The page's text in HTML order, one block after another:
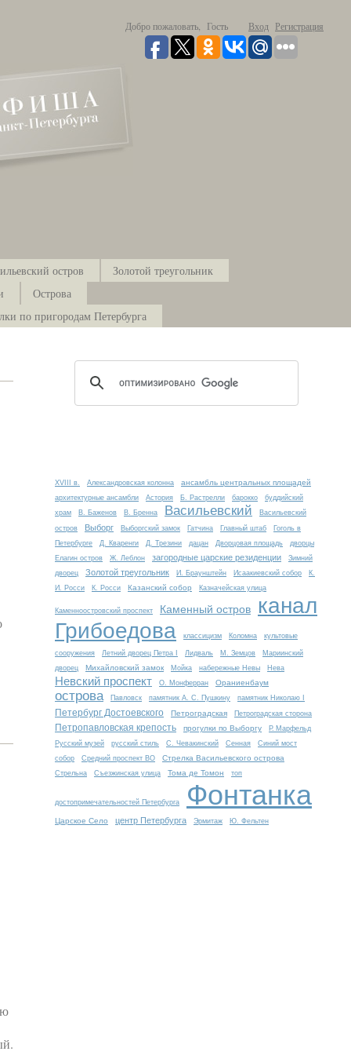
Добро пожаловать, Гость Вход Регистрация
остров
Золотой треугольник
Острова
по пригородам Петербурга
XVIII в. Александровская колонна ансамбль центральных площадей
архитектурные ансамбли Астория Б. Растрелли барокко
буддийский
храм
В. Баженов В. Бренна Васильевский
Васильевский
остров
Выборг Выборгский замок Гатчина Главный штаб
Гоголь в
Петербурге
Д. Кваренги Д. Трезини дацан Дворцовая площадь
дворцы
Елагин остров
Ж. Леблон загородные царские резиденции
Зимний
дворец
Золотой треугольник И. Браунштейн Исаакиевский собор
К.
И. Росси
К. Росси Казанский собор Казначейская улица
Каменноостровский проспект Каменный остров
канал
Грибоедова
классицизм Коломна культовые
сооружения Летний дворец Петра I Лидваль М. Земцов
Мариинский
дворец
Михайловский замок Мойка набережные Невы Нева
Невский проспект О. Монферран Ораниенбаум
острова Павловск памятник А. С. Пушкину памятник Николаю I
Петербург Достоевского Петроградская Петроградская сторона
Петропавловская крепость прогулки по Выборгу
Р. Марфельд
Русский музей
русский стиль С. Чевакинский Сенная
Синий мост
собор
Средний проспект ВО Стрелка Васильевского острова
Стрельна Съезжинская улица Тома де Томон топ
достопримечательностей Петербурга Фонтанка
Царское Село центр Петербурга Эрмитаж Ю. Фельтен